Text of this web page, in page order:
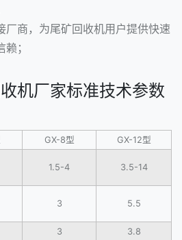
厂商，为尾矿回收机用户提供快速
；
机厂家标准技术参数
GX-8型
GX-12型
1.5-4 3.5-14
3 5.5
3 3.8